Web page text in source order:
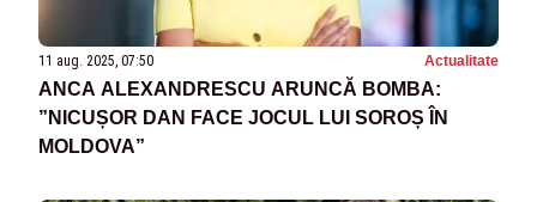
11 aug. 2025, 07:50 Actualitate
ANCA ALEXANDRESCU ARUNCĂ BOMBA:
”NICUȘOR DAN FACE JOCUL LUI SOROȘ ÎN
MOLDOVA”